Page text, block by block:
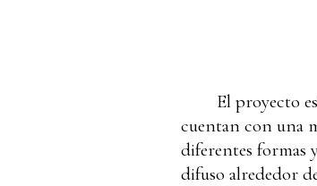
El proyecto
cuentan con una
diferentes formas
difuso alrededor